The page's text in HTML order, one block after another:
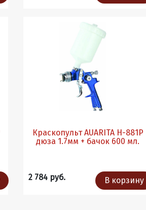
Краскопульт AUARITA H-881P
дюза 1.7мм + бачок 600 мл.
2 784 руб. В корзину